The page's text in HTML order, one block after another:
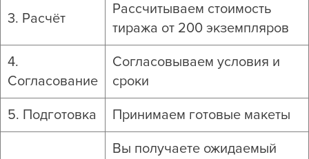
3. Расчёт
Рассчитываем стоимость
тиража от 200 экземпляров
4.
Согласование
Согласовываем условия и
сроки
5. Подготовка Принимаем готовые макеты
Вы получаете ожидаемый